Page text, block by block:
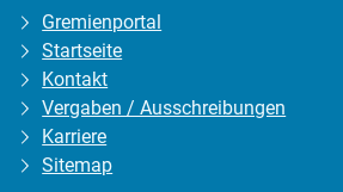
Gremienportal
Startseite
Kontakt
Vergaben / Ausschreibungen
Karriere
Sitemap